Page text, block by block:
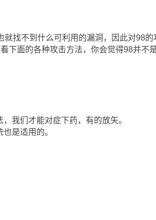
找不到什么可利用的漏洞，因此对98
下面的各种攻击方法，你会觉得98并不
我们才能对症下药，有的放矢。
是适用的。